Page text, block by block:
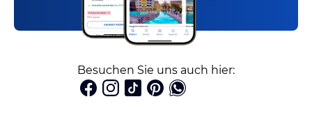
Besuchen Sie uns auch hier: